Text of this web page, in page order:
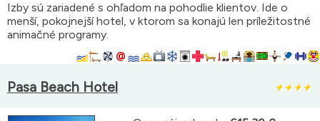
Izby sú zariadené s ohľadom na pohodlie klientov. Ide o
menší, pokojnejší hotel, v ktorom sa konajú len príležitostné
animačné programy.
Pasa Beach Hotel